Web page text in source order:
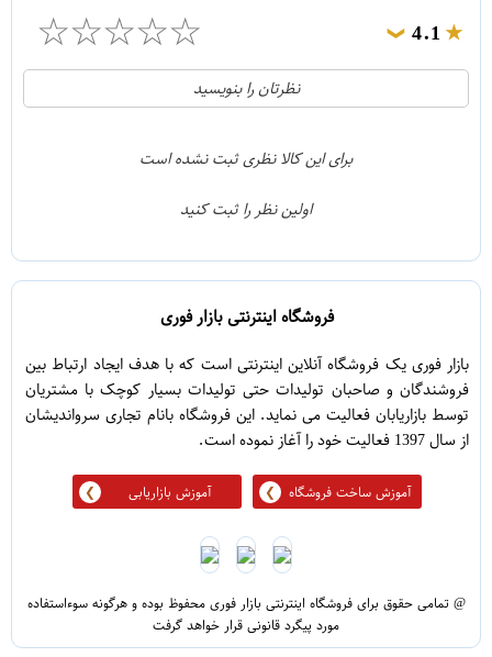
4.1
❯
☆
☆
☆
☆
☆
21
1
نظرتان را بنویسید
برای این کالا نظری ثبت نشده است
اولین نظر را ثبت کنید
فروشگاه اینترنتی بازار فوری
بازار فوری یک فروشگاه آنلاین اینترنتی است که با هدف ایجاد ارتباط بین
فروشندگان و صاحبان تولیدات حتی تولیدات بسیار کوچک با مشتریان
توسط بازاریابان فعالیت می نماید. این فروشگاه بانام تجاری سرواندیشان
از سال 1397 فعالیت خود را آغاز نموده است.
آموزش ساخت فروشگاه آموزش بازاریابی
@ تمامی حقوق برای فروشگاه اینترنتی بازار فوری محفوظ بوده و هرگونه سوءاستفاده
مورد پیگرد قانونی قرار خواهد گرفت